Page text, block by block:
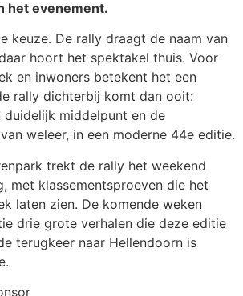
het evenement.
keuze. De rally draagt de naam van
hoort het spektakel thuis. Voor
en inwoners betekent het een
rally dichterbij komt dan ooit:
duidelijk middelpunt en de
weleer, in een moderne 44e editie.
trekt de rally het weekend
met klassementsproeven die het
laten zien. De komende weken
drie grote verhalen die deze editie
terugkeer naar Hellendoorn is